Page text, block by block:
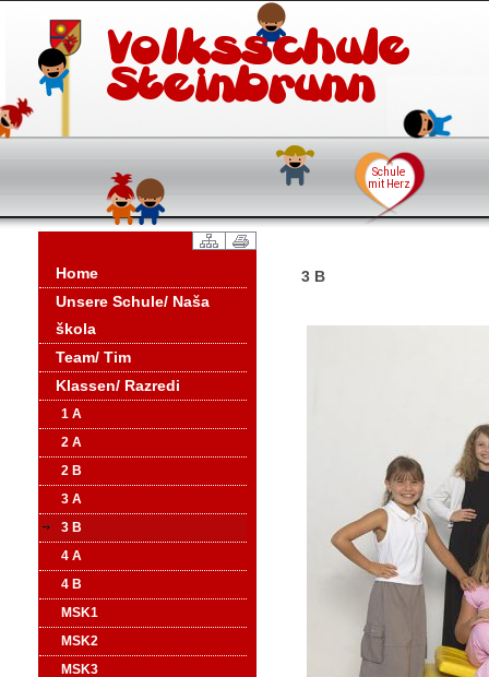
Home
Unsere Schule/ Naša
škola
Team/ Tim
Klassen/ Razredi
1 A
2 A
2 B
3 A
3 B
4 A
4 B
MSK1
MSK2
MSK3
3 B